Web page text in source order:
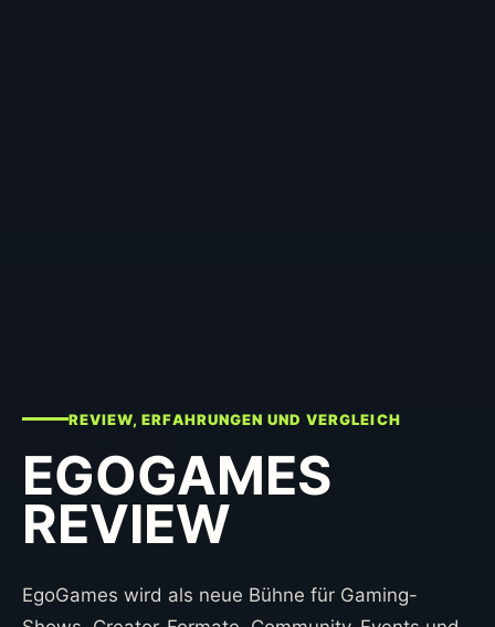
REVIEW, ERFAHRUNGEN UND VERGLEICH
EGOGAMES
REVIEW
EgoGames wird als neue Bühne für Gaming-